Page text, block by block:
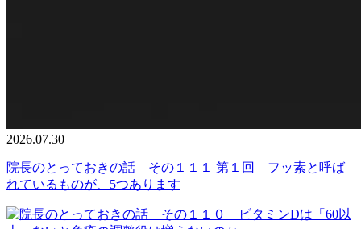
2026.07.30
院長のとっておきの話 その１１１ 第１回 フッ素と呼ば
れているものが、5つあります